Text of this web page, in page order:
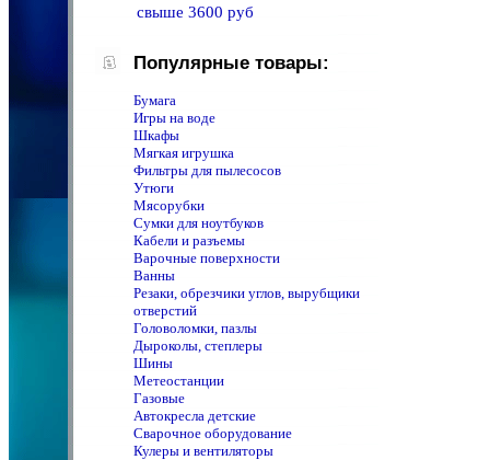
свыше 3600 руб
Популярные товары:
Бумага
Игры на воде
Шкафы
Мягкая игрушка
Фильтры для пылесосов
Утюги
Мясорубки
Сумки для ноутбуков
Кабели и разъемы
Варочные поверхности
Ванны
Резаки, обрезчики углов, вырубщики
отверстий
Головоломки, пазлы
Дыроколы, степлеры
Шины
Метеостанции
Газовые
Автокресла детские
Сварочное оборудование
Кулеры и вентиляторы